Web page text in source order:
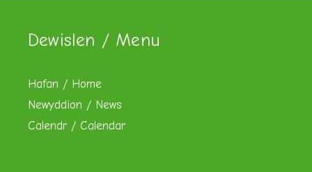
Dewislen / Menu
Hafan / Home
Newyddion / News
Calendr / Calendar